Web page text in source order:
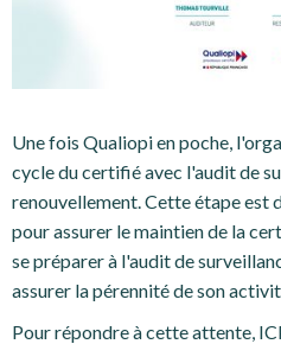
Une fois Qualiopi en poche,
cycle du certifié avec l'audit de
renouvellement. Cette étape
pour assurer le maintien de la
se préparer à l'audit de
assurer la pérennité de son
Pour répondre à cette attente,